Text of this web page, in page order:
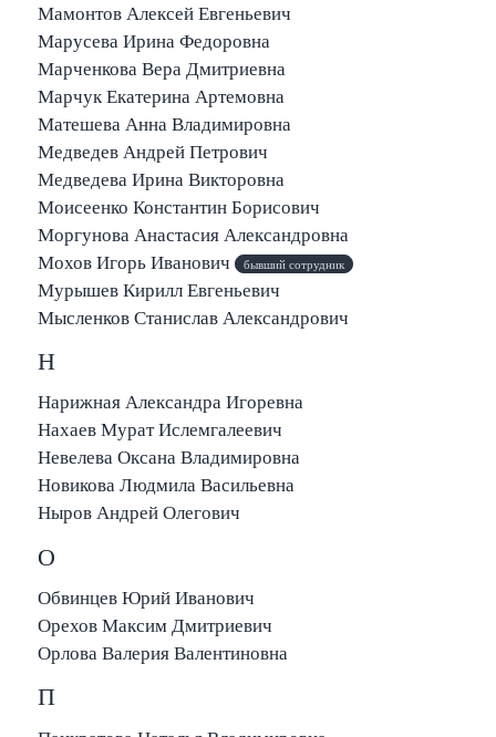
Мамонтов Алексей Евгеньевич
Марусева Ирина Федоровна
Марченкова Вера Дмитриевна
Марчук Екатерина Артемовна
Матешева Анна Владимировна
Медведев Андрей Петрович
Медведева Ирина Викторовна
Моисеенко Константин Борисович
Моргунова Анастасия Александровна
Мохов Игорь Иванович
бывший сотрудник
Мурышев Кирилл Евгеньевич
Мысленков Станислав Александрович
Н
Нарижная Александра Игоревна
Нахаев Мурат Ислемгалеевич
Невелева Оксана Владимировна
Новикова Людмила Васильевна
Ныров Андрей Олегович
О
Обвинцев Юрий Иванович
Орехов Максим Дмитриевич
Орлова Валерия Валентиновна
П